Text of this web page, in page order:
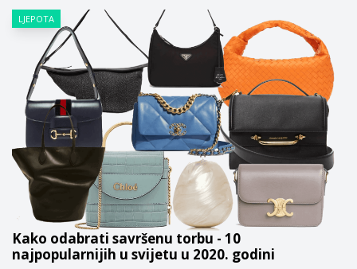
LJEPOTA
Kako odabrati savršenu torbu - 10
najpopularnijih u svijetu u 2020. godini